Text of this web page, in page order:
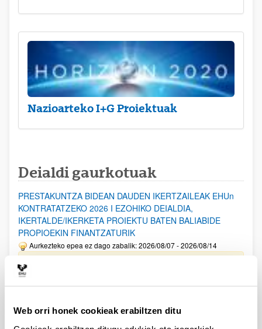
Web orri honek cookieak erabiltzen ditu
Nazioarteko I+G Proiektuak
Deialdi gaurkotuak
PRESTAKUNTZA BIDEAN DAUDEN IKERTZAILEAK EHUn
KONTRATATZEKO 2026 I EZOHIKO DEIALDIA,
IKERTALDE/IKERKETA PROIEKTU BATEN BALIABIDE
PROPIOEKIN FINANTZATURIK
Aurkezteko epea ez dago zabalik: 2026/08/07 - 2026/08/14
Izapide irekia